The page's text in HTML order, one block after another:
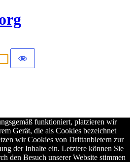
funktioniert, platzieren wir
Gerät, die als Cookies bezeichnet
wir Cookies von Drittanbietern zur
der Inhalte ein. Letztere können Sie
den Besuch unserer Website stimmen